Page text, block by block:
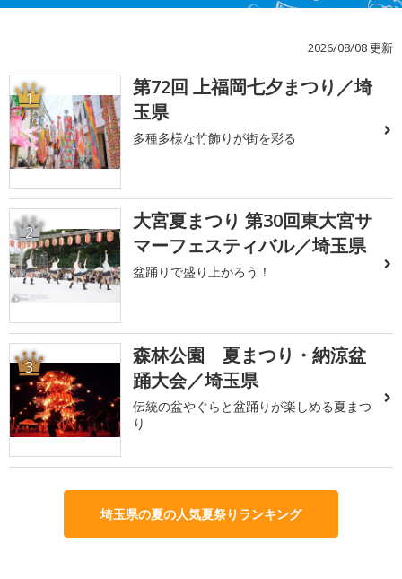
2026/08/08 更新
1
第72回 上福岡七夕まつり／埼
玉県
多種多様な竹飾りが街を彩る
2
大宮夏まつり 第30回東大宮サ
マーフェスティバル／埼玉県
盆踊りで盛り上がろう！
3
森林公園 夏まつり・納涼盆
踊大会／埼玉県
伝統の盆やぐらと盆踊りが楽しめる夏まつ
り
埼玉県の夏の人気夏祭りランキング